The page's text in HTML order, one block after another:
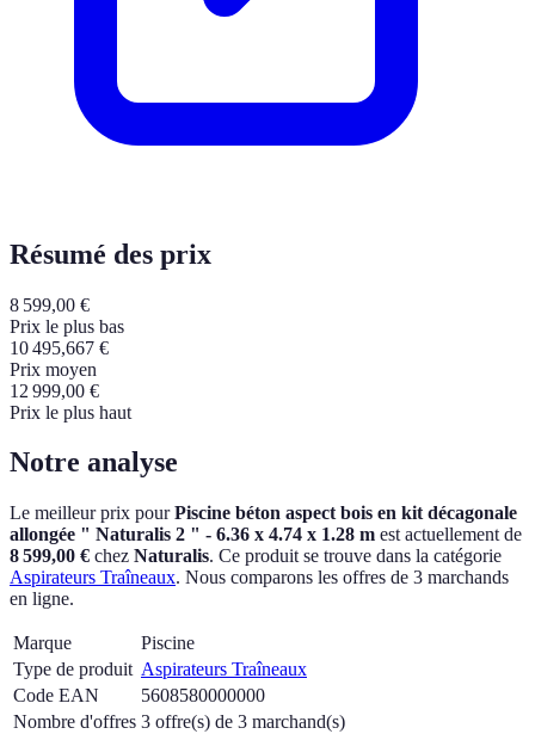
Résumé des prix
8 599,00 €
Prix le plus bas
10 495,667 €
Prix moyen
12 999,00 €
Prix le plus haut
Notre analyse
Le meilleur prix pourPiscine béton aspect bois en kit décagonale
allongée " Naturalis 2 " - 6.36 x 4.74 x 1.28 m est actuellement de
8 599,00 € chez Naturalis. Ce produit se trouve dans la catégorie
Aspirateurs Traîneaux. Nous comparons les offres de 3 marchands
en ligne.
Marque
Piscine
Type de produit Aspirateurs Traîneaux
Code EAN
5608580000000
Nombre d'offres 3 offre(s) de 3 marchand(s)